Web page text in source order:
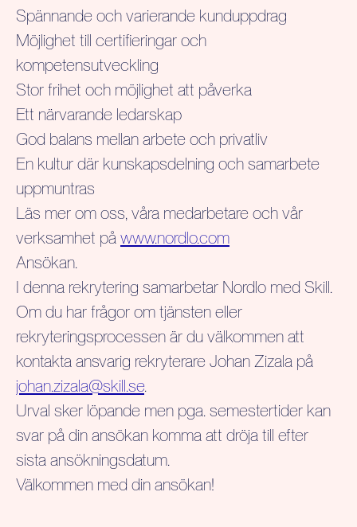
Spännande och varierande kunduppdrag
Möjlighet till certifieringar och
kompetensutveckling
Stor frihet och möjlighet att påverka
Ett närvarande ledarskap
God balans mellan arbete och privatliv
En kultur där kunskapsdelning och samarbete
uppmuntras
Läs mer om oss, våra medarbetare och vår
verksamhet på www.nordlo.com
Ansökan.
I denna rekrytering samarbetar Nordlo med Skill.
Om du har frågor om tjänsten eller
rekryteringsprocessen är du välkommen att
kontakta ansvarig rekryterare Johan Zizala på
johan.zizala@skill.se.
Urval sker löpande men pga. semestertider kan
svar på din ansökan komma att dröja till efter
sista ansökningsdatum.
Välkommen med din ansökan!